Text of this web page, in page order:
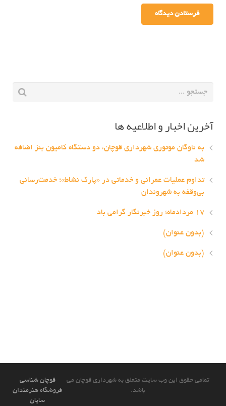
آخرین اخبار و اطلاعیه ها
به ناوگان موتوری شهرداری قوچان، دو دستگاه کامیون بنز اضافه
شد
تداوم عملیات عمرانی و خدماتی در «پارک نشاط»؛ خدمت‌رسانی
بی‌وقفه به شهروندان
۱۷ مردادماه؛ روز خبرنگار گرامی باد
(بدون عنوان)
(بدون عنوان)
قوچان شناسی
فروشگاه هنرمندان
سایان
تمامی حقوق این وب سایت متعلق به شهرداری قوچان می
باشد.